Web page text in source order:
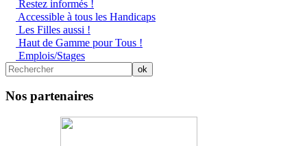
Restez informés !
Accessible à tous les Handicaps
Les Filles aussi !
Haut de Gamme pour Tous !
Emplois/Stages
Nos partenaires